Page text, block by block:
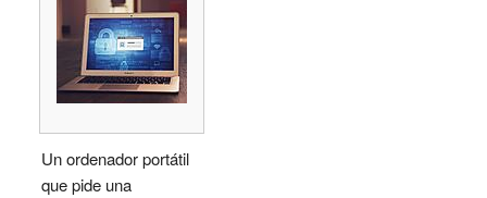
Un ordenador portátil
que pide una